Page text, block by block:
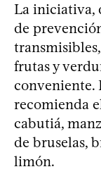
La iniciativa,
de
frutas y
conveniente.
recomienda
cabutiá,
de bruselas,
limón.